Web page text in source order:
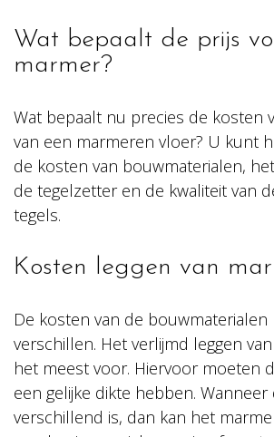
Wat bepaalt de prijs
marmer?
Wat bepaalt nu precies de kosten
van een marmeren vloer? U kunt
de kosten van bouwmaterialen,
de tegelzetter en de kwaliteit van
tegels.
Kosten leggen van
De kosten van de bouwmaterialen
verschillen. Het verlijmd leggen
het meest voor. Hiervoor moeten
een gelijke dikte hebben. Wanneer
verschillend is, dan kan het